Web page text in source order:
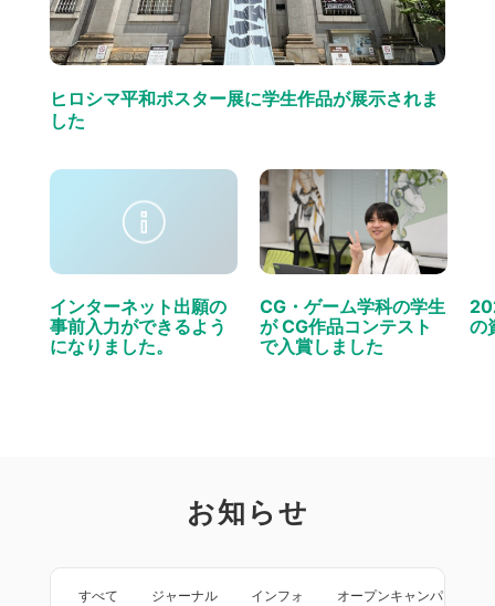
ヒロシマ平和ポスター展に学生作品が展示されま
した
インターネット出願の
事前入力ができるよう
になりました。
CG・ゲーム学科の学生
が CG作品コンテスト
で入賞しました
の
お知らせ
すべて ジャーナル インフォ オープンキャンパス